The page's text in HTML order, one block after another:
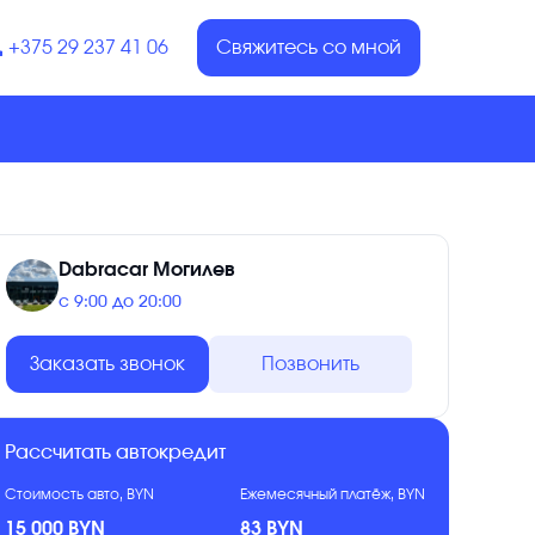
+375 29 237 41 06 Свяжитесь со мной
Dabracar Могилев
с 9:00 до 20:00
Заказать звонок Позвонить
Рассчитать автокредит
Стоимость авто, BYN
15 000 BYN
Ежемесячный платёж, BYN
83 BYN